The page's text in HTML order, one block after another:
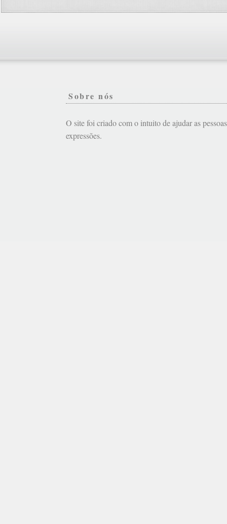
Sobre nós
O site foi criado com o intuito de ajudar as
expressões.